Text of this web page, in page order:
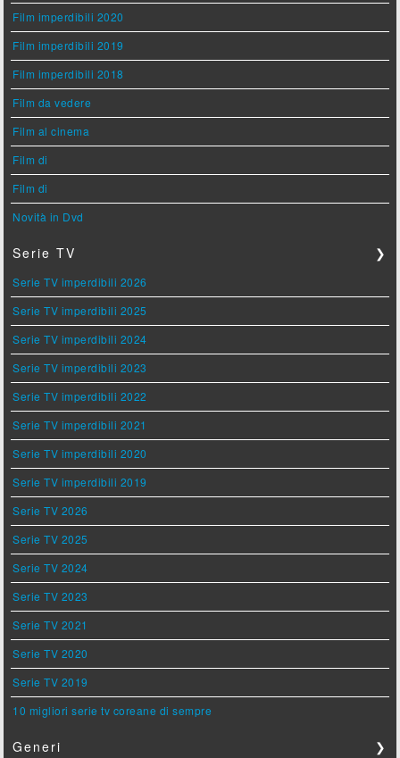
Film imperdibili 2020
Film imperdibili 2019
Film imperdibili 2018
Film da vedere
Film al cinema
Film di
Film di
Novità in Dvd
Serie TV ❯
Serie TV imperdibili 2026
Serie TV imperdibili 2025
Serie TV imperdibili 2024
Serie TV imperdibili 2023
Serie TV imperdibili 2022
Serie TV imperdibili 2021
Serie TV imperdibili 2020
Serie TV imperdibili 2019
Serie TV 2026
Serie TV 2025
Serie TV 2024
Serie TV 2023
Serie TV 2021
Serie TV 2020
Serie TV 2019
10 migliori serie tv coreane di sempre
Generi ❯